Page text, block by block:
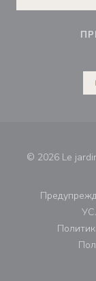
© 2026 Le